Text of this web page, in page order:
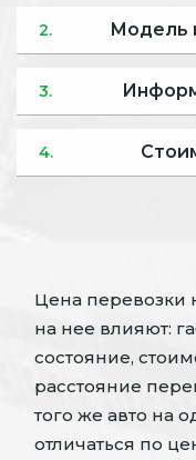
2. Модель
3.
4.
Цена перевозки
на нее влияют:
состояние,
расстояние
того же авто на
отличаться по